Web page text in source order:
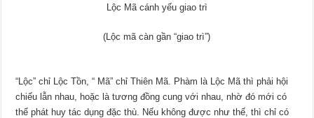
Lộc Mã cánh yếu giao trì
(Lộc mã càn gần “giao trì”)
“Lộc” chỉ Lộc Tồn, “ Mã” chỉ Thiên Mã. Phàm là Lộc Mã thì phải hội
chiếu lẫn nhau, hoặc là tương đồng cung với nhau, nhờ đó mới có
thể phát huy tác dụng đặc thù. Nếu không được như thế, thì chỉ có